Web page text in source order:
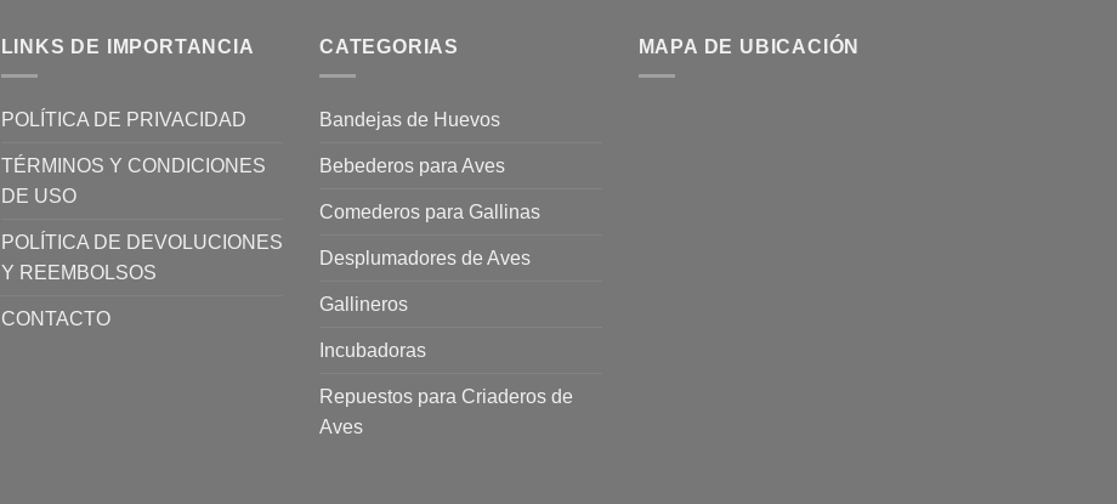
LINKS DE IMPORTANCIA
POLÍTICA DE PRIVACIDAD
TÉRMINOS Y CONDICIONES
DE USO
POLÍTICA DE DEVOLUCIONES
Y REEMBOLSOS
CONTACTO
CATEGORIAS
Bandejas de Huevos
Bebederos para Aves
Comederos para Gallinas
Desplumadores de Aves
Gallineros
Incubadoras
Repuestos para Criaderos de
Aves
MAPA DE UBICACIÓN